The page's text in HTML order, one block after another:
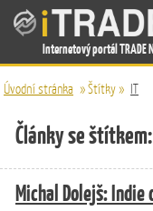
Internetový portál TRADE
Úvodní stránka »Štítky» IT
Články se
Michal Dolejš: